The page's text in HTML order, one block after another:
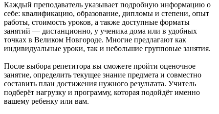
Каждый преподаватель указывает подробную информацию о
себе: квалификацию, образование, дипломы и степени, опыт
работы, стоимость уроков, а также доступные форматы
занятий — дистанционно, у ученика дома или в удобных
точках в Великом Новгороде. Многие предлагают как
индивидуальные уроки, так и небольшие групповые занятия.
После выбора репетитора вы сможете пройти оценочное
занятие, определить текущее знание предмета и совместно
составить план достижения нужного результата. Учитель
подберёт нагрузку и программу, которая подойдёт именно
вашему ребенку или вам.